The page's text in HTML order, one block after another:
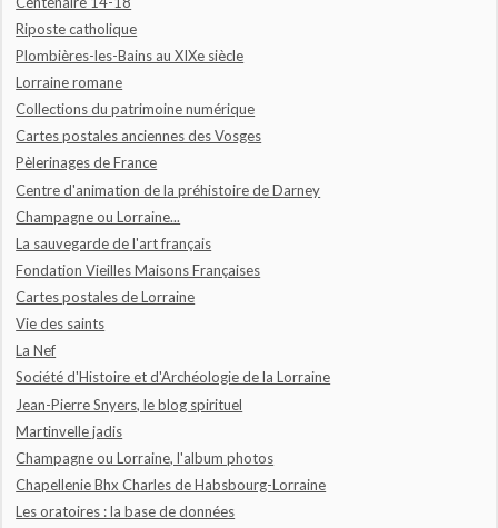
Riposte catholique
Plombières-les-Bains au XIXe siècle
Lorraine romane
Collections du patrimoine numérique
Cartes postales anciennes des Vosges
Pèlerinages de France
Centre d'animation de la préhistoire de Darney
Champagne ou Lorraine...
La sauvegarde de l'art français
Fondation Vieilles Maisons Françaises
Cartes postales de Lorraine
Vie des saints
La Nef
Société d'Histoire et d'Archéologie de la Lorraine
Jean-Pierre Snyers, le blog spirituel
Martinvelle jadis
Champagne ou Lorraine, l'album photos
Chapellenie Bhx Charles de Habsbourg-Lorraine
Les oratoires : la base de données